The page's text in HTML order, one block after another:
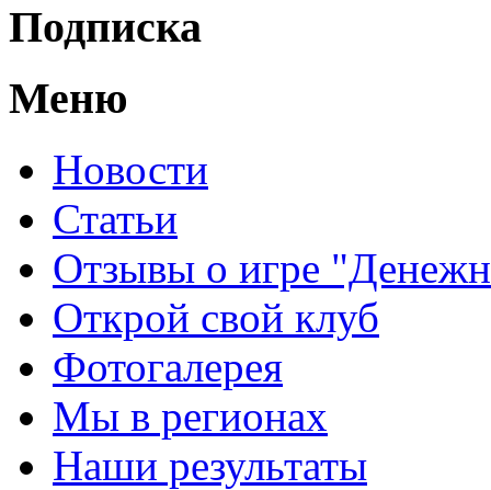
Подписка
Меню
Новости
Статьи
Отзывы о игре
Открой свой клуб
Фотогалерея
Мы в регионах
Наши результаты